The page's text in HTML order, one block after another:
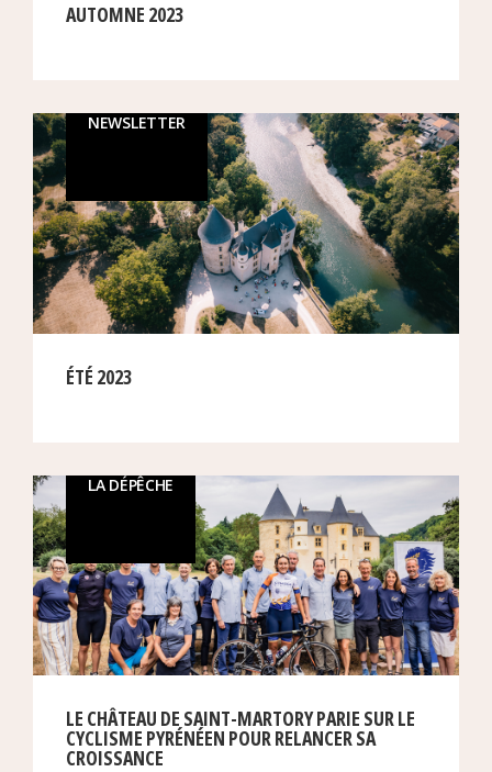
AUTOMNE 2023
NEWSLETTER
ÉTÉ 2023
LA DÉPÊCHE
LE CHÂTEAU DE SAINT-MARTORY PARIE SUR LE
CYCLISME PYRÉNÉEN POUR RELANCER SA
CROISSANCE